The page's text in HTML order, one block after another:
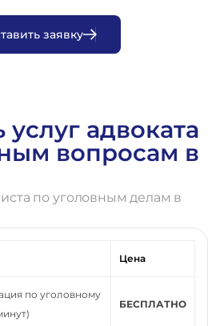
тавить заявку
услуг адвоката
вопросам в
по уголовным делам в
Цена
по уголовному
БЕСПЛАТНО